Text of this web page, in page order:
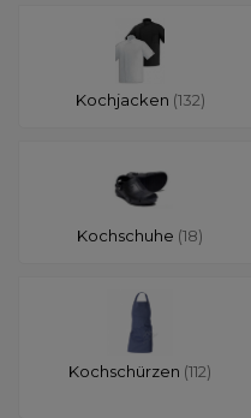
Kochjacken (132)
Kochschuhe (18)
Kochschürzen (112)